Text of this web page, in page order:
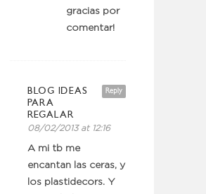
gracias por
comentar!
Reply
BLOG IDEAS
PARA
REGALAR
08/02/2013 at 12:16
A mi tb me
encantan las ceras, y
los plastidecors. Y